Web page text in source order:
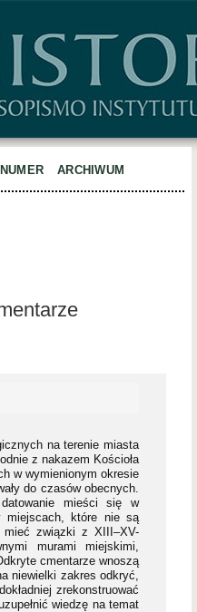
ARCHIWUM
na terenie miasta
z nakazem Kościoła
w wymienionym okresie
do czasów obecnych.
mieści się w
miejscach, które nie są
mieć związki z XIII–XV-
murami miejskimi,
cmentarze wnoszą
niewielki zakres odkryć,
zrekonstruować
wiedzę na temat